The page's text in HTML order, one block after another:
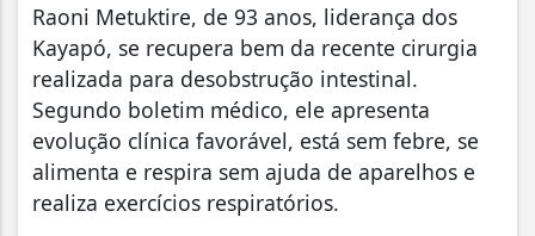
Raoni Metuktire, de 93 anos, liderança dos
Kayapó, se recupera bem da recente cirurgia
realizada para desobstrução intestinal.
Segundo boletim médico, ele apresenta
evolução clínica favorável, está sem febre, se
alimenta e respira sem ajuda de aparelhos e
realiza exercícios respiratórios.